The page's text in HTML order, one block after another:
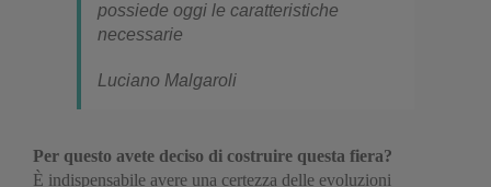
possiede oggi le caratteristiche
necessarie
Luciano Malgaroli
Per questo avete deciso di costruire questa fiera?
È indispensabile avere una certezza delle evoluzioni